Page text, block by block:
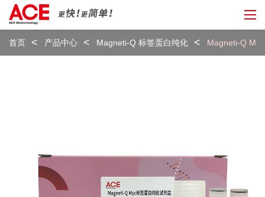
首页 产品中心 Magneti-Q 标签蛋白纯化 Magneti-Q